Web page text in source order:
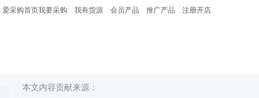
爱采购首页我要采购 我有货源 会员产品 推广产品 注册开店
本文内容贡献来源：